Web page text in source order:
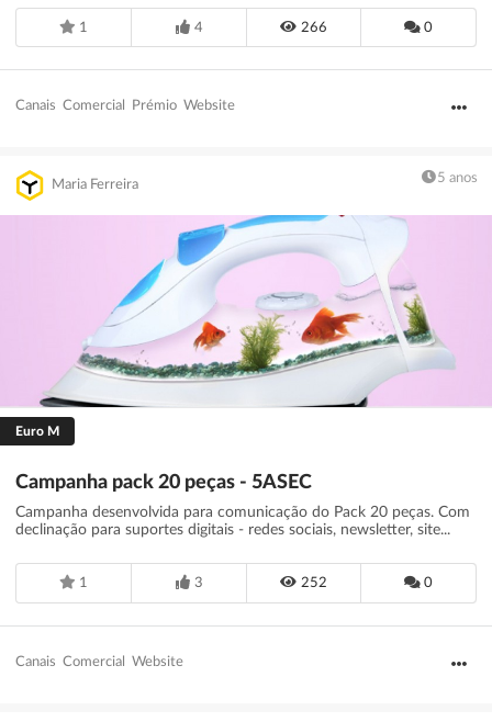
1 4 266 0
Canais Comercial Prémio Website
Maria Ferreira 5 anos
Euro M
Campanha pack 20 peças - 5ASEC
Campanha desenvolvida para comunicação do Pack 20 peças. Com
declinação para suportes digitais - redes sociais, newsletter, site...
1 3 252 0
Canais Comercial Website